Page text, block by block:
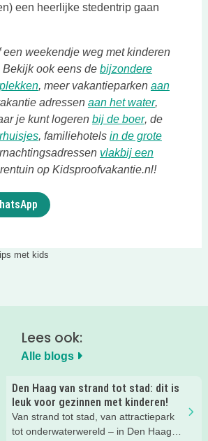
een heerlijke stedentrip gaan
een weekendje weg met kinderen
ook eens de bijzondere
Deze link opent in een nieuwe tab
, meer vakantieparken aan
opent in een nieuwe tab
adressen aan het waterDeze link
,
je kunt logeren bij de boerDeze link
, de
Deze link opent in een nieuwe tab
, familiehotels in de grote
opent in een nieuwe tab
vlakbij een
opent in een nieuwe tab
op Kidsproofvakantie.nl!
met kids
Lees ook:
Alle blogs
Den Haag van strand tot stad: dit is
leuk voor gezinnen met kinderen!
Van strand tot stad, van attractiepark
tot onderwaterwereld – in Den Haag